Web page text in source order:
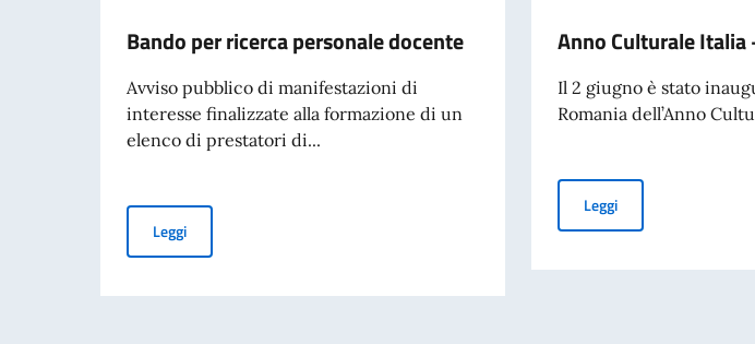
Bando per ricerca personale docente
Avviso pubblico di manifestazioni di
interesse finalizzate alla formazione di un
elenco di prestatori di...
LeggiBando per ricerca personale docente
Anno Culturale Italia
Il 2 giugno è stato
Romania dell’Anno
LeggiAnno Culturale Italia